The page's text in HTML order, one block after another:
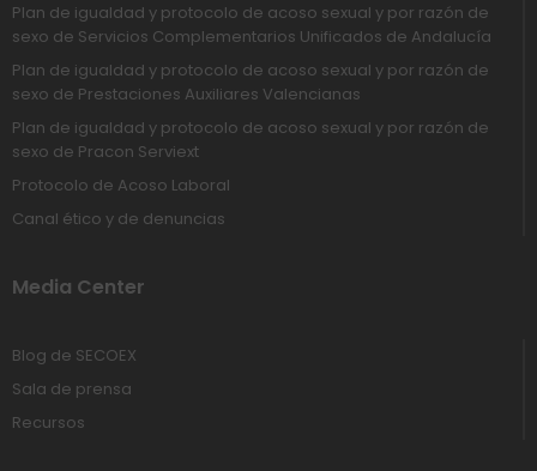
Plan de igualdad y protocolo de acoso sexual y por razón de
sexo de Servicios Complementarios Unificados de Andalucía
Plan de igualdad y protocolo de acoso sexual y por razón de
sexo de Prestaciones Auxiliares Valencianas
Plan de igualdad y protocolo de acoso sexual y por razón de
sexo de Pracon Serviext
Protocolo de Acoso Laboral
Canal ético y de denuncias
Media Center
Blog de SECOEX
Sala de prensa
Recursos